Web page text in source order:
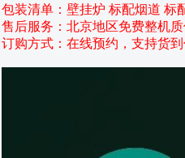
包装清单：壁挂炉 标配烟道 标
售后服务：北京地区免费整机
订购方式：在线预约，支持货